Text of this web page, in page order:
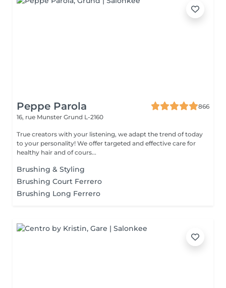
Peppe Parola
866
16, rue Munster Grund L-2160
True creators with your listening, we adapt the trend of today
to your personality! We offer targeted and effective care for
healthy hair and of cours...
Brushing & Styling
Brushing Court Ferrero
Brushing Long Ferrero